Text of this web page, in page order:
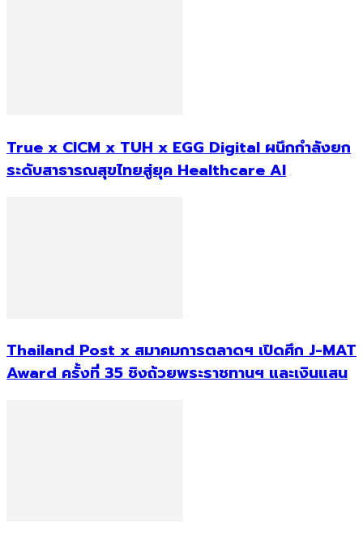
True x CICM x TUH x EGG Digital ผนึกกำลังยก
ระดับสาธารณสุขไทยสู่ยุค Healthcare AI
Thailand Post x สมาคมการตลาดฯ เปิดศึก J-MAT
Award ครั้งที่ 35 ชิงถ้วยพระราชทานฯ และเงินแสน